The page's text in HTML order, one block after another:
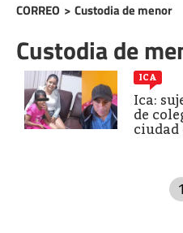
CORREO > Custodia de menor
Custodia de
ICA
Ica:
de
ciudad
1